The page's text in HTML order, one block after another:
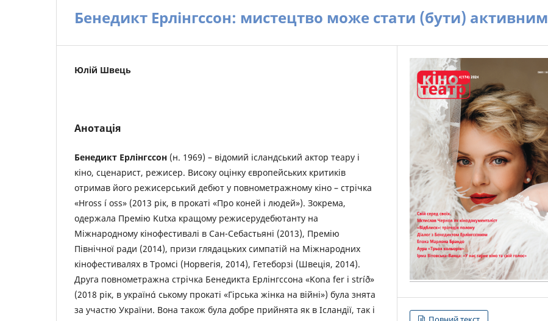
Бенедикт Ерлінгссон: мистецтво може стати (бути) активним
Юлій Швець
Анотація
Бенедикт Ерлінгссон (н. 1969) – відомий ісландський актор теару і
кіно, сценарист, режисер. Високу оцінку європейських критиків
отримав його режисерський дебют у повнометражному кіно – стрічка
«Hross í oss» (2013 рік, в прокаті «Про коней і людей»). Зокрема,
одержала Премію Kutxa кращому режисерудебютанту на
Міжнародному кінофестивалі в Сан-Себастьяні (2013), Премію
Північної ради (2014), призи глядацьких симпатій на Міжнародних
кінофестивалях в Тромсі (Норвегія, 2014), Гетеборзі (Швеція, 2014).
Друга повнометражна стрічка Бенедикта Ерлінгссона «Kona fer i stríð»
(2018 рік, в україн ському прокаті «Гірська жінка на війні») була знята
за участю України. Вона також була добре прийнята як в Ісландії, так і